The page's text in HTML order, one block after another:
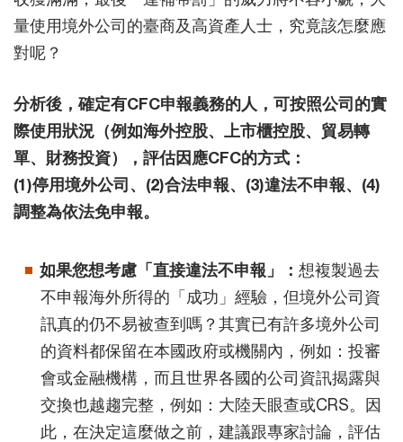
量使用境外公司的臺商及高資產人士，究竟該怎麼應
對呢？
分析後，確定有CFC申報義務的人，可按照公司的實
際使用狀況（例如海外控股、上市櫃控股、貿易轉
單、財務投資），評估因應CFC的方式：
(1)停用境外公司、(2)合法申報、(3)違法不申報、(4)
調整為依法免申報。
如果您想考慮「直接違法不申報」： 想複製過去
不申報海外所得的「成功」經驗，但境外公司資
訊真的仍不易被查到嗎？其實已有許多境外公司
的資料都保留在本國政府或機關內，例如：投審
會或金融機構，而且世界各國的公司資訊揭露與
交換也越趨完整，例如：大陸天眼查或CRS。因
此，在決定這麼做之前，建議跟專家討論，評估